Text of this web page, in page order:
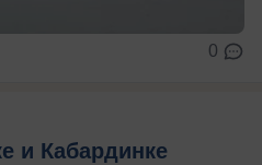
0
и Кабардинке